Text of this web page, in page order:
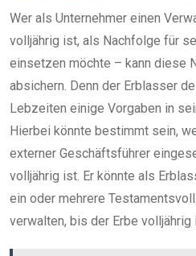
Wer als Unternehmer einen
volljährig ist, als Nachfolge für
einsetzen möchte – kann diese
absichern. Denn der Erblasser
Lebzeiten einige Vorgaben in
Hierbei könnte bestimmt sein,
externer Geschäftsführer
volljährig ist. Er könnte als
ein oder mehrere
verwalten, bis der Erbe volljährig